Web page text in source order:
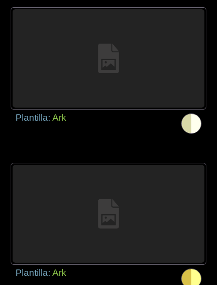
Plantilla:Ark
Plantilla:Ark